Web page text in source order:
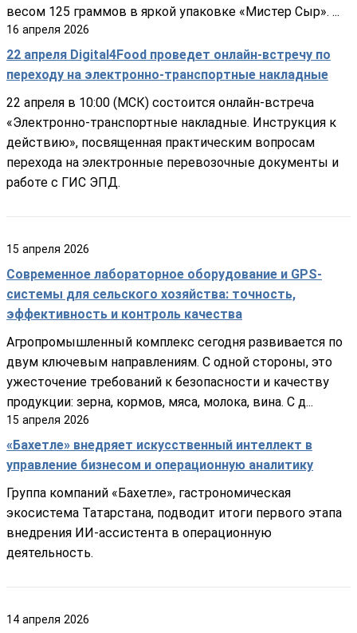
весом 125 граммов в яркой упаковке «Мистер Сыр». ...
16 апреля 2026
22 апреля Digital4Food проведет онлайн-встречу по
переходу на электронно-транспортные накладные
22 апреля в 10:00 (МСК) состоится онлайн-встреча
«Электронно-транспортные накладные. Инструкция к
действию», посвященная практическим вопросам
перехода на электронные перевозочные документы и
работе с ГИС ЭПД.
15 апреля 2026
Современное лабораторное оборудование и GPS-
системы для сельского хозяйства: точность,
эффективность и контроль качества
Агропромышленный комплекс сегодня развивается по
двум ключевым направлениям. С одной стороны, это
ужесточение требований к безопасности и качеству
продукции: зерна, кормов, мяса, молока, вина. С д...
15 апреля 2026
«Бахетле» внедряет искусственный интеллект в
управление бизнесом и операционную аналитику
Группа компаний «Бахетле», гастрономическая
экосистема Татарстана, подводит итоги первого этапа
внедрения ИИ-ассистента в операционную
деятельность.
14 апреля 2026